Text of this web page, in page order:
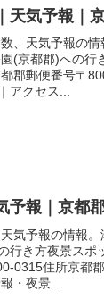
天気予報｜
、天気予報の
(京都郡)への行
郡郵便番号〒
アクセス...
予報｜京都
気予報の情報。
行き方夜景スポ
0315住所京都
・夜景...